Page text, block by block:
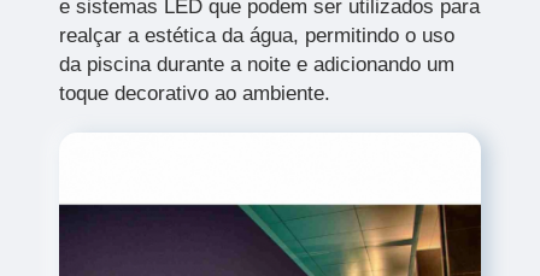
e sistemas LED que podem ser utilizados para
realçar a estética da água, permitindo o uso
da piscina durante a noite e adicionando um
toque decorativo ao ambiente.